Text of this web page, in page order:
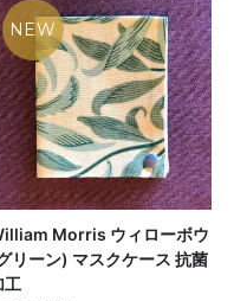
NEW
Morris ウィローボウ
リーン) マスクケース 抗菌
工